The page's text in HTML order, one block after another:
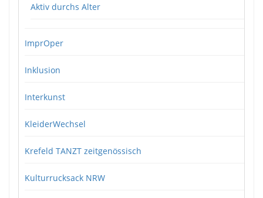
Aktiv durchs Alter
ImprOper
Inklusion
Interkunst
KleiderWechsel
Krefeld TANZT zeitgenössisch
Kulturrucksack NRW